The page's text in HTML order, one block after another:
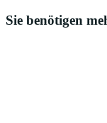
Sie benötigen